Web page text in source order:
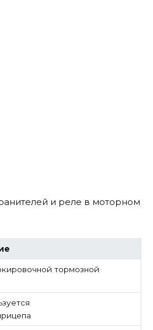
и реле в моторном
тормозной